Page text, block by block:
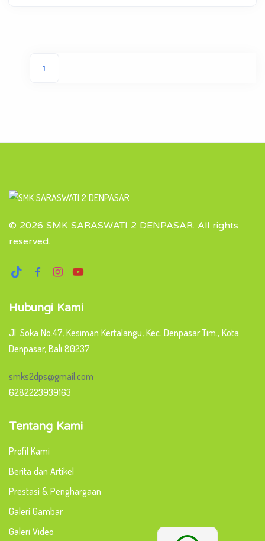
1
© 2026 SMK SARASWATI 2 DENPASAR. All rights
reserved.
Hubungi Kami
Jl. Soka No.47, Kesiman Kertalangu, Kec. Denpasar Tim., Kota
Denpasar, Bali 80237
smks2dps@gmail.com
6282223939163
Tentang Kami
Profil Kami
Berita dan Artikel
Prestasi & Penghargaan
Galeri Gambar
Galeri Video